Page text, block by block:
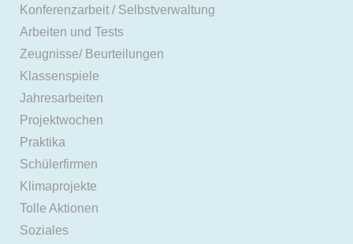
Konferenzarbeit / Selbstverwaltung
Arbeiten und Tests
Zeugnisse/ Beurteilungen
Klassenspiele
Jahresarbeiten
Projektwochen
Praktika
Schülerfirmen
Klimaprojekte
Tolle Aktionen
Soziales